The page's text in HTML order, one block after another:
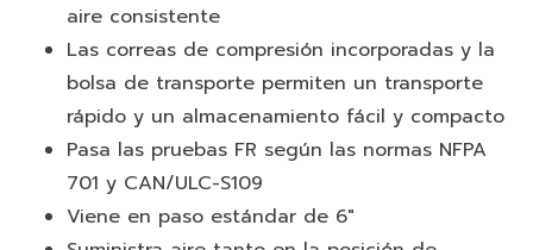
aire consistente
Las correas de compresión incorporadas y la
bolsa de transporte permiten un transporte
rápido y un almacenamiento fácil y compacto
Pasa las pruebas FR según las normas NFPA
701 y CAN/ULC-S109
Viene en paso estándar de 6"